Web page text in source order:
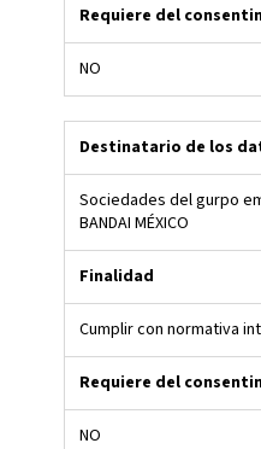
Requiere del
NO
Destinatario de los
Sociedades del gurpo
BANDAI MÉXICO
Finalidad
Cumplir con normativa
Requiere del
NO